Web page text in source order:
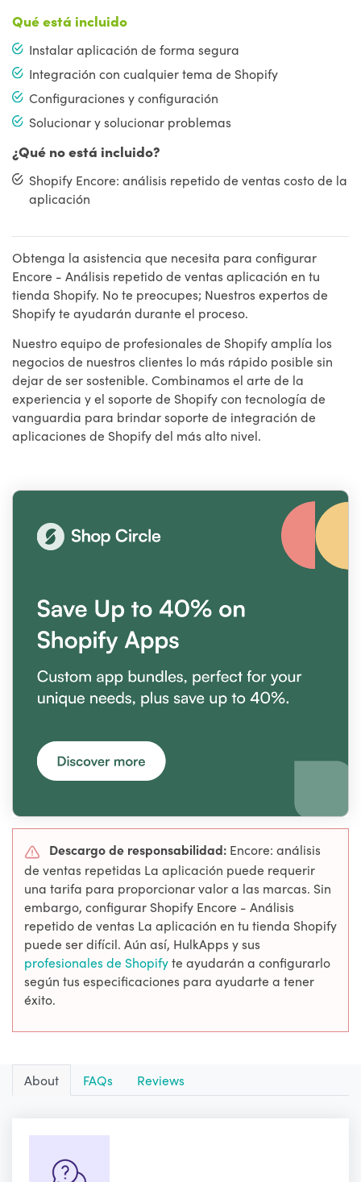
Qué está incluido
Instalar aplicación de forma segura
Integración con cualquier tema de Shopify
Configuraciones y configuración
Solucionar y solucionar problemas
¿Qué no está incluido?
Shopify Encore: análisis repetido de ventas costo de la
aplicación
Obtenga la asistencia que necesita para configurar
Encore - Análisis repetido de ventas aplicación en tu
tienda Shopify. No te preocupes; Nuestros expertos de
Shopify te ayudarán durante el proceso.
Nuestro equipo de profesionales de Shopify amplía los
negocios de nuestros clientes lo más rápido posible sin
dejar de ser sostenible. Combinamos el arte de la
experiencia y el soporte de Shopify con tecnología de
vanguardia para brindar soporte de integración de
aplicaciones de Shopify del más alto nivel.
Descargo de responsabilidad: Encore: análisis
de ventas repetidas La aplicación puede requerir
una tarifa para proporcionar valor a las marcas. Sin
embargo, configurar Shopify Encore - Análisis
repetido de ventas La aplicación en tu tienda Shopify
puede ser difícil. Aún así, HulkApps y sus
profesionales de Shopifyte ayudarán a configurarlo
según tus especificaciones para ayudarte a tener
éxito.
About FAQs Reviews